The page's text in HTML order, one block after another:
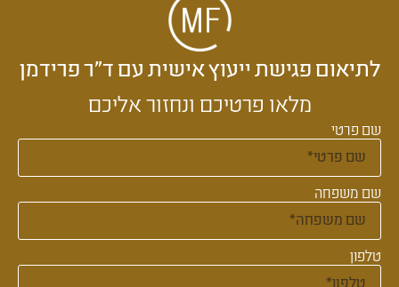
לתיאום פגישת ייעוץ אישית עם ד״ר פרידמן
מלאו פרטיכם ונחזור אליכם
שם פרטי
שם משפחה
טלפון